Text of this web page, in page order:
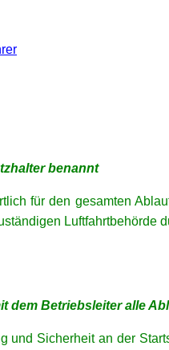
benannt
für den gesamten
Luftfahrtbehörde
dem Betriebsleiter alle
und Sicherheit an der